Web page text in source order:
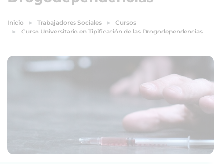
Inicio Trabajadores Sociales
Cursos
Curso Universitario en Tipificación de las Drogodependencias